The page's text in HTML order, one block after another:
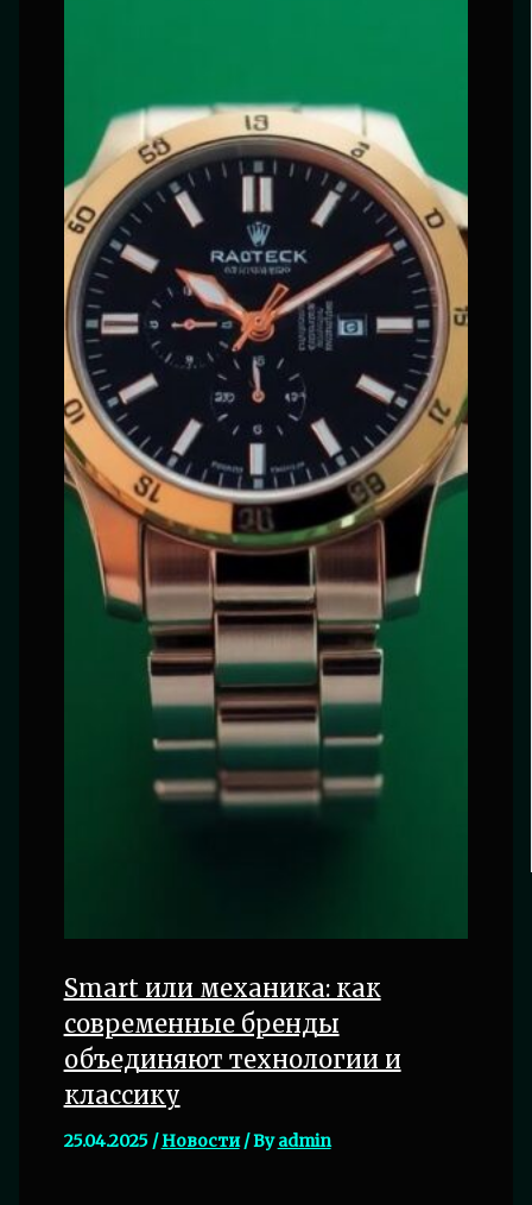
Smart или механика: как
современные бренды
объединяют технологии и
классику
25.04.2025 /Новости/ Byadmin